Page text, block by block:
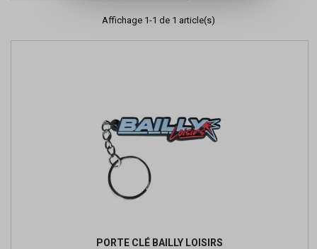
Affichage 1-1 de 1 article(s)
PORTE CLÉ BAILLY LOISIRS